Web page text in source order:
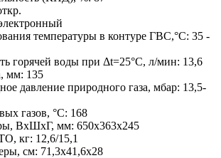
температуры в контуре ГВС,°C: 35 -
горячей воды при Δt=25°C, л/мин: 13,6
мм: 135
давление природного газа, мбар: 13,5-
газов, °C: 168
ВхШхГ, мм: 650х363х245
кг: 12,6/15,1
см: 71,3х41,6х28